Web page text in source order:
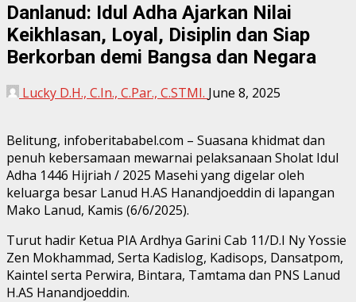
Danlanud: Idul Adha Ajarkan Nilai
Keikhlasan, Loyal, Disiplin dan Siap
Berkorban demi Bangsa dan Negara
Lucky D.H., C.In., C.Par., C.STMI. June 8, 2025
Belitung, infoberitababel.com – Suasana khidmat dan
penuh kebersamaan mewarnai pelaksanaan Sholat Idul
Adha 1446 Hijriah / 2025 Masehi yang digelar oleh
keluarga besar Lanud H.AS Hanandjoeddin di lapangan
Mako Lanud, Kamis (6/6/2025).
Turut hadir Ketua PIA Ardhya Garini Cab 11/D.I Ny Yossie
Zen Mokhammad, Serta Kadislog, Kadisops, Dansatpom,
Kaintel serta Perwira, Bintara, Tamtama dan PNS Lanud
H.AS Hanandjoeddin.